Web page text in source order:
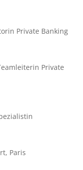
Private Banking
Private
Paris